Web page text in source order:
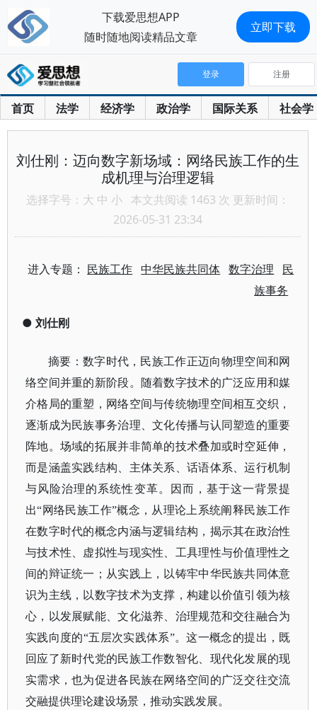
首页 法学 经济学 政治学 国际关系 社会学
登录 注册
刘仕刚：迈向数字新场域：网络民族工作的生
成机理与治理逻辑
选择字号： 大 中 小 本文共阅读 1463 次 更新时间：
2026-05-31 23:34
进入专题： 民族工作 中华民族共同体 数字治理
民
族事务
● 刘仕刚
摘要： 数字时代，民族工作正迈向物理空间和网
络空间并重的新阶段。随着数字技术的广泛应用和媒
介格局的重塑，网络空间与传统物理空间相互交织，
逐渐成为民族事务治理、文化传播与认同塑造的重要
阵地。场域的拓展并非简单的技术叠加或时空延伸，
而是涵盖实践结构、主体关系、话语体系、运行机制
与风险治理的系统性变革。因而，基于这一背景提
出“网络民族工作”概念，从理论上系统阐释民族工作
在数字时代的概念内涵与逻辑结构，揭示其在政治性
与技术性、虚拟性与现实性、工具理性与价值理性之
间的辩证统一；从实践上，以铸牢中华民族共同体意
识为主线，以数字技术为支撑，构建以价值引领为核
心，以发展赋能、文化滋养、治理规范和交往融合为
实践向度的“五层次实践体系”。这一概念的提出，既
回应了新时代党的民族工作数智化、现代化发展的现
实需求，也为促进各民族在网络空间的广泛交往交流
交融提供理论建设场景，推动实践发展。
下载爱思想APP
随时随地阅读精品文章
立即下载